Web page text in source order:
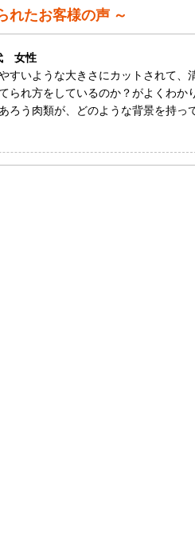
れたお客様の声 ～
女性
すいような大きさにカットされて
られ方をしているのか？がよくわ
ろう肉類が、どのような背景を持